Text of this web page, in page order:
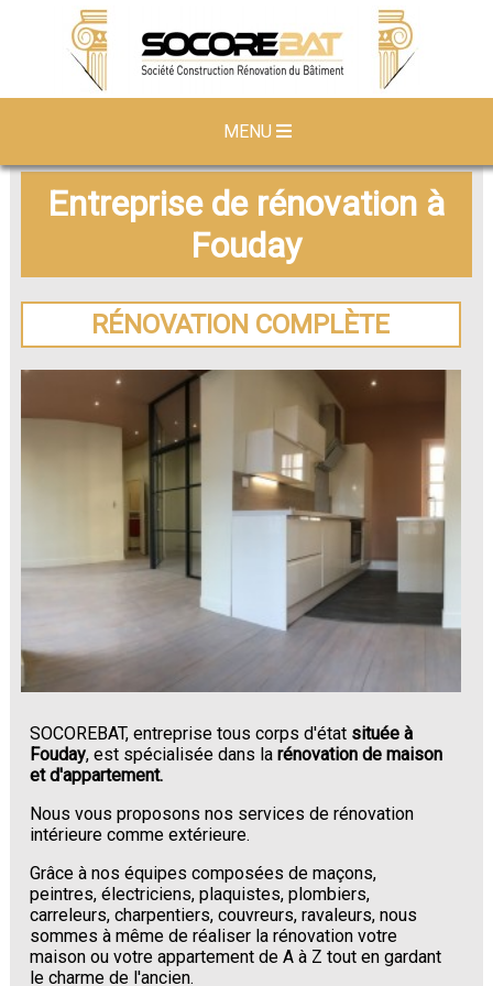
MENU
Entreprise de rénovation à
Fouday
RÉNOVATION COMPLÈTE
SOCOREBAT, entreprise tous corps d'état située à
Fouday, est spécialisée dans larénovation de maison
et d'appartement.
Nous vous proposons nos services de rénovation
intérieure comme extérieure.
Grâce à nos équipes composées de maçons,
peintres, électriciens, plaquistes, plombiers,
carreleurs, charpentiers, couvreurs, ravaleurs, nous
sommes à même de réaliser la rénovation votre
maison ou votre appartement de A à Z tout en gardant
le charme de l'ancien.